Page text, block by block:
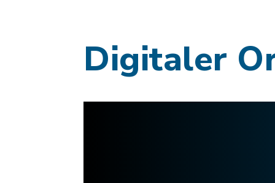
Digitaler